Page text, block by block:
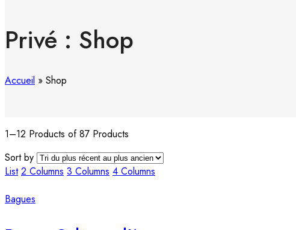
Privé : Shop
Accueil » Shop
1–12 Products of 87 Products
Sort by
List 2 Columns 3 Columns 4 Columns
Bagues